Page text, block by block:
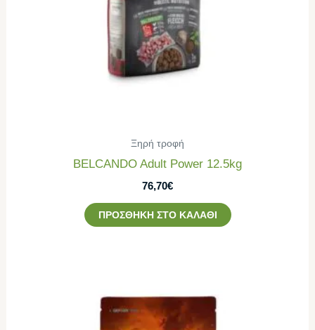
Ξηρή τροφή
BELCANDO Adult Power 12.5kg
76,70€
ΠΡΟΣΘΉΚΗ ΣΤΟ ΚΑΛΆΘΙ